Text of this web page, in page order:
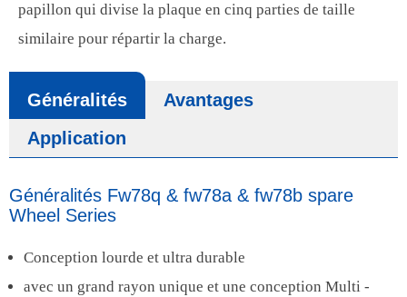
papillon qui divise la plaque en cinq parties de taille
similaire pour répartir la charge.
Généralités
Avantages
Application
Généralités Fw78q & fw78a & fw78b spare
Wheel Series
Conception lourde et ultra durable
avec un grand rayon unique et une conception Multi -